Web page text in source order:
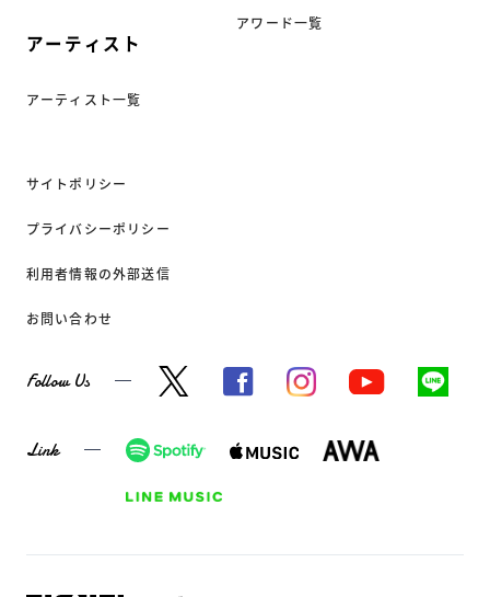
アーティスト
アーティスト一覧
アワード一覧
サイトポリシー
プライバシーポリシー
利用者情報の外部送信
お問い合わせ
Follow Us
Link